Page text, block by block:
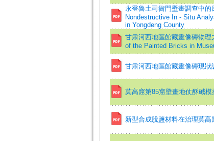
永登魯土司衙門壁畫調查中
Nondestructive In - Situ
in Yongdeng County
甘肅河西地區館藏畫像磚物
of the Painted Bricks in
甘肅河西地區館藏畫像磚現狀
莫高窟第85窟壁畫地仗酥碱模
新型合成脫鹽材料在治理莫